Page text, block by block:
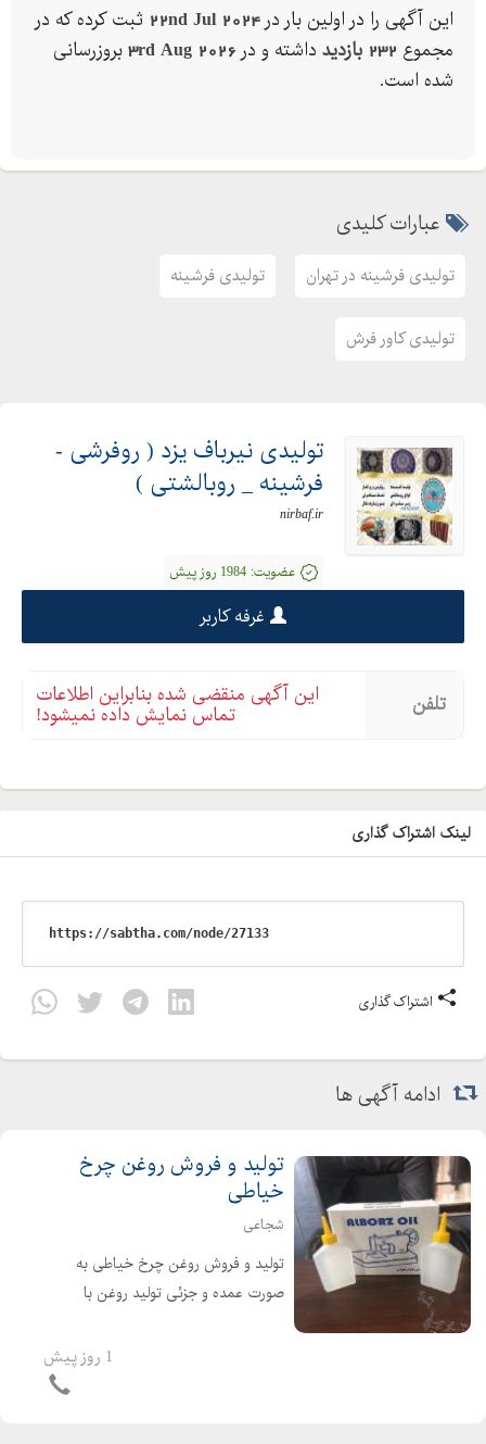
این آگهی را در اولین بار در 22nd Jul 2024 ثبت کرده که در
مجموع 232 بازدید داشته و در 3rd Aug 2026 بروزرسانی
شده است.
عبارات کلیدی
تولیدی فرشینه در تهران تولیدی فرشینه
تولیدی کاور فرش
تولیدی نیرباف یزد ( روفرشی -
فرشینه _ روبالشتی )
nirbaf.ir
عضویت: 1984 روز پیش
غرفه کاربر
تلفن این آگهی منقضی شده بنابراین اطلاعات
تماس نمایش داده نمیشود!
لینک اشتراک گذاری
اشتراک گذاری
ادامه آگهی ها
تولید و فروش روغن چرخ
خیاطی
شجاعی
تولید و فروش روغن چرخ خیاطی به
صورت عمده و جزئی تولید روغن با
قیمت مناسب و کیفیت عالی خرید
1 روز پیش